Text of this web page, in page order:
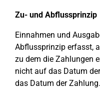
Zu- und Abflussprinzip
Einnahmen und
Abflussprinzip erfasst,
zu dem die Zahlungen
nicht auf das Datum
das Datum der Zahlung.